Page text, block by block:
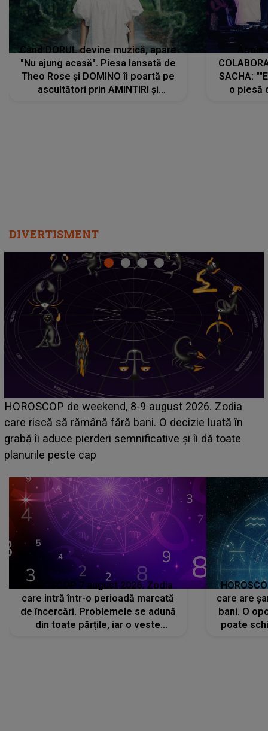
Când DORUL devine muzică, apare
"Nu ajung acasă". Piesa lansată de
Theo Rose și DOMINO îi poartă pe
ascultători prin AMINTIRI și
SACHA:
o piesă
DIVERTISMENT
Emanuel a ținut ACEST DETALIU ASCUNS până
acum! În fața Alexandrei, concurentul din Casa Iubirii
face o MĂRTURISIRE NEAȘTEPTATĂ despre mama
sa: "I-am spus și ei în față, eu nu te iubesc pentru
HOROSCOP 7 august 2026. Zodia
care intră într-o perioadă marcată
de încercări. Problemele se adună
din toate părțile, iar o veste
care are
bani. O
poate